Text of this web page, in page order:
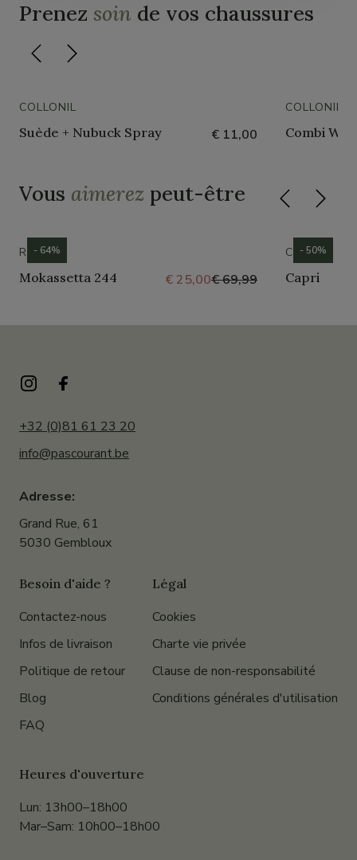
Prenez soin de vos chaussures
COLLONIL
Suède + Nubuck Spray € 11,00
COLLONIL
Combi
Vous aimerez peut-être
ROMIKA
Mokassetta 244 € 25,00€ 69,99
- 64% CROCS
Capri
- 50%
+32 (0)81 61 23 20
info@pascourant.be
Adresse:
Grand Rue, 61
5030 Gembloux
Besoin d'aide ?
Contactez-nous
Infos de livraison
Politique de retour
Blog
FAQ
Légal
Cookies
Charte vie privée
Clause de non-responsabilité
Conditions générales d'utilisation
Heures d'ouverture
Lun: 13h00–18h00
Mar–Sam: 10h00–18h00